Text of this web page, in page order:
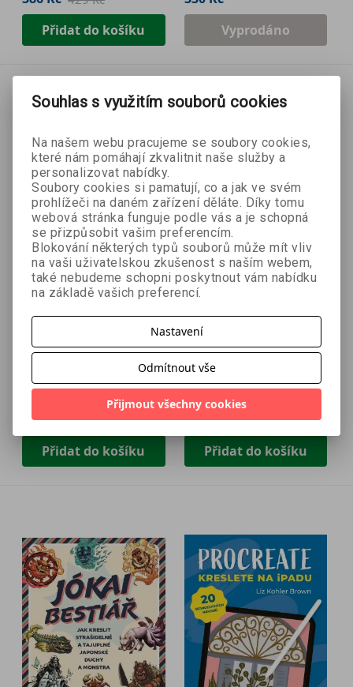
Přidat do košíku
Vyprodáno
- 10 %
Dívčí manga móda
269 Kč 299 Kč
Přidat do košíku
- 10 %
Umění kreslit – Manga
furríci
Talia Horsburghová
356 Kč 395 Kč
Přidat do košíku
Souhlas s využitím souborů cookies
Na našem webu pracujeme se soubory cookies,
které nám pomáhají zkvalitnit naše služby a
personalizovat nabídky.
Soubory cookies si pamatují, co a jak ve svém
prohlížeči na daném zařízení děláte. Díky tomu
webová stránka funguje podle vás a je schopná
se přizpůsobit vašim preferencím.
Blokování některých typů souborů může mít vliv
na vaši uživatelskou zkušenost s naším webem,
také nebudeme schopni poskytnout vám nabídku
na základě vašich preferencí.
Nastavení
Odmítnout vše
Přijmout všechny cookies